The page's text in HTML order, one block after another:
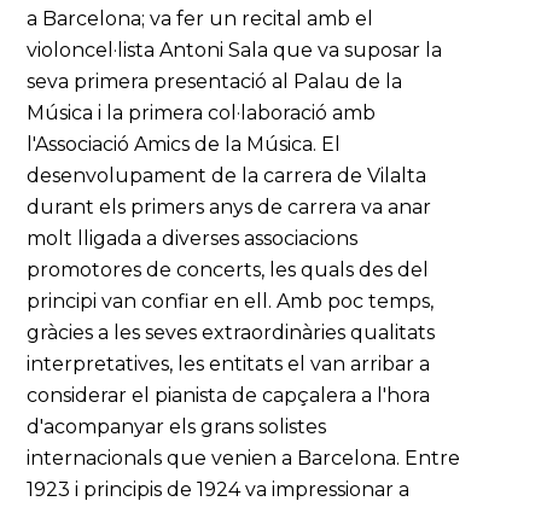
a Barcelona; va fer un recital amb el
violoncel·lista Antoni Sala que va suposar la
seva primera presentació al Palau de la
Música i la primera col·laboració amb
l'Associació Amics de la Música. El
desenvolupament de la carrera de Vilalta
durant els primers anys de carrera va anar
molt lligada a diverses associacions
promotores de concerts, les quals des del
principi van confiar en ell. Amb poc temps,
gràcies a les seves extraordinàries qualitats
interpretatives, les entitats el van arribar a
considerar el pianista de capçalera a l'hora
d'acompanyar els grans solistes
internacionals que venien a Barcelona. Entre
1923 i principis de 1924 va impressionar a